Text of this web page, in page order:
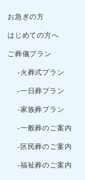
お急ぎの方
はじめての方へ
ご葬儀プラン
-火葬式プラン
-一日葬プラン
-家族葬プラン
-一般葬のご案内
-区民葬のご案内
-福祉葬のご案内